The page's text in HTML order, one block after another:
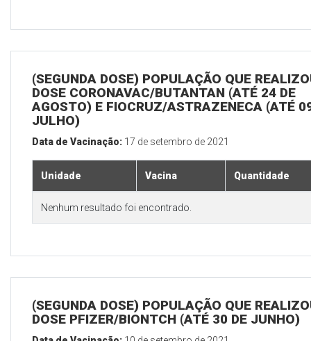
(SEGUNDA DOSE) POPULAÇÃO QUE
DOSE CORONAVAC/BUTANTAN (ATÉ 24 DE
AGOSTO) E FIOCRUZ/ASTRAZENECA (ATÉ
JULHO)
Data de Vacinação: 17 de setembro de 2021
Unidade Vacina Quantidade
Nenhum resultado foi encontrado.
(SEGUNDA DOSE) POPULAÇÃO QUE
DOSE PFIZER/BIONTCH (ATÉ 30 DE JUNHO)